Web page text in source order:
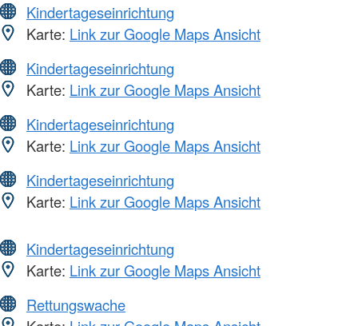
Kindertageseinrichtung
Karte: Link zur Google Maps Ansicht
Kindertageseinrichtung
Karte: Link zur Google Maps Ansicht
Kindertageseinrichtung
Karte: Link zur Google Maps Ansicht
Kindertageseinrichtung
Karte: Link zur Google Maps Ansicht
Kindertageseinrichtung
Karte: Link zur Google Maps Ansicht
Rettungswache